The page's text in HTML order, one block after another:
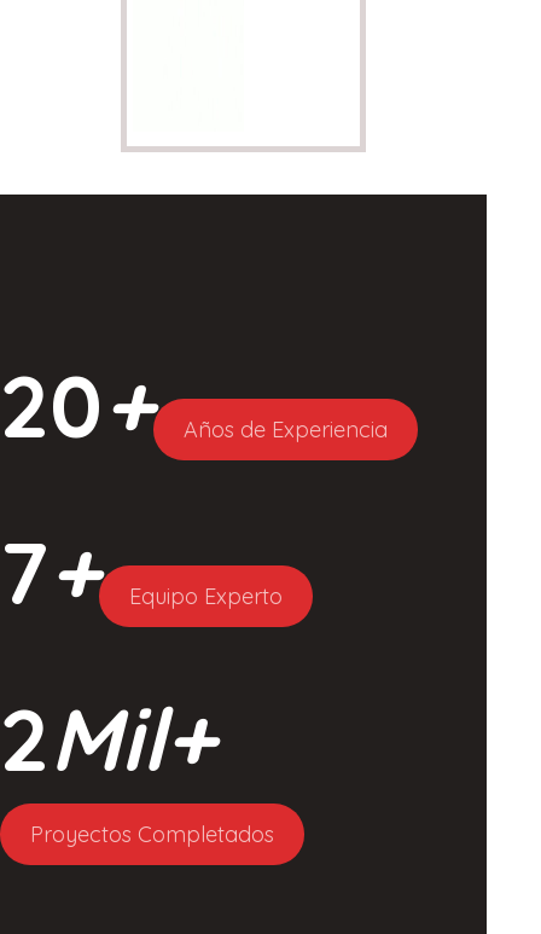
20+ Años de Experiencia
7+ Equipo Experto
2Mil+
Proyectos Completados